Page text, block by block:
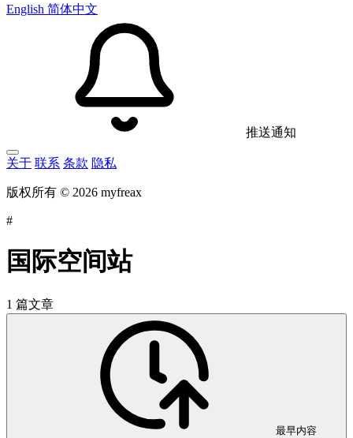
English 简体中文
推送通知
关于 联系 条款 隐私
版权所有 © 2026 myfreax
#
国际空间站
1 篇文章
最早内容